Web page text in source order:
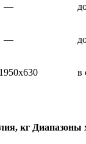
—
—
в
кг Диапазоны